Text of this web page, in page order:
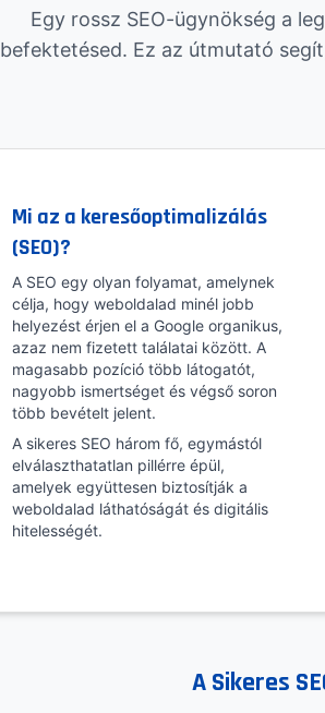
Egy rossz SEO-ügynökség a
befektetésed. Ez az útmutató
Mi az a keresőoptimalizálás
(SEO)?
A SEO egy olyan folyamat, amelynek
célja, hogy weboldalad minél jobb
helyezést érjen el a Google organikus,
azaz nem fizetett találatai között. A
magasabb pozíció több látogatót,
nagyobb ismertséget és végső soron
több bevételt jelent.
A sikeres SEO három fő, egymástól
elválaszthatatlan pillérre épül,
amelyek együttesen biztosítják a
weboldalad láthatóságát és digitális
hitelességét.
A Sikeres